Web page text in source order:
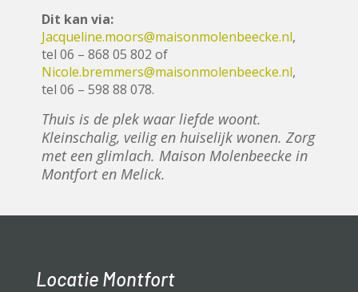
Dit kan via:
Jacqueline.moors@maisonmolenbeecke.nl,
tel 06 – 868 05 802 of
Nicole.bremmers@maisonmolenbeecke.nl,
tel 06 – 598 88 078.
Thuis is de plek waar liefde woont.
Kleinschalig, veilig en huiselijk wonen. Zorg
met een glimlach. Maison Molenbeecke in
Montfort en Melick.
Locatie Montfort